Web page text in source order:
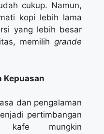
cukup. Namun,
kopi lebih lama
yang lebih besar
memilih grande
Kepuasan
dan pengalaman
pertimbangan
kafe mungkin